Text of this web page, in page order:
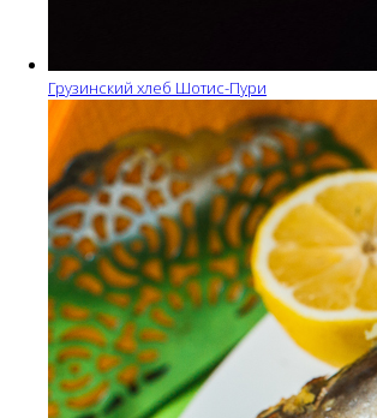
Грузинский хлеб Шотис-Пури